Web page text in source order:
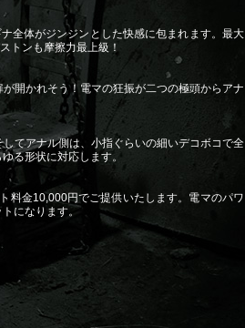
全体がジンジンとした快感に包まれます。最大
トンも摩擦力最上級！
開かれそう！電マの狂振が二つの極頭からアナ
てアナル側は、小指ぐらいの細いデコボコで全
る形状に対応します。
料金10,000円でご提供いたします。電マのパワ
になります。